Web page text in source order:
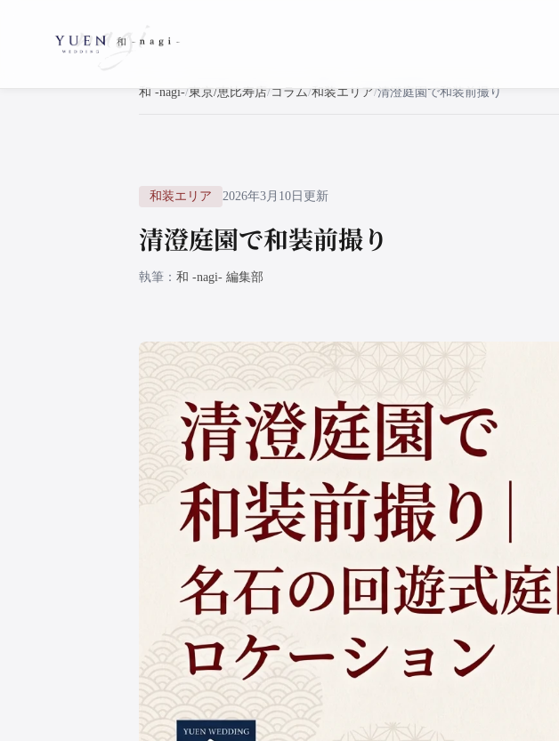
和 -nagi- 東京/恵比寿店 コラム 和装エリア 清澄庭園で和装前撮り
和装エリア 2026年3月10日更新
清澄庭園で和装前撮り
執筆 和 -nagi- 編集部